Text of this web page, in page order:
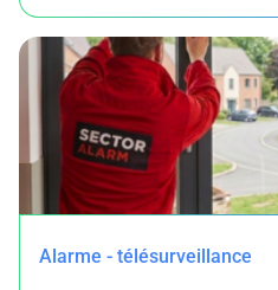
Alarme - télésurveillance